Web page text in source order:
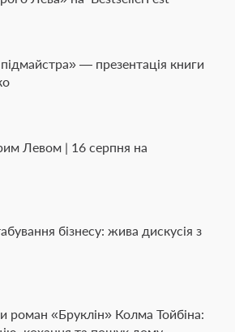
— презентація книги
Левом | 16 серпня на
бізнесу: жива дискусія з
роман «Бруклін» Колма Тойбіна: